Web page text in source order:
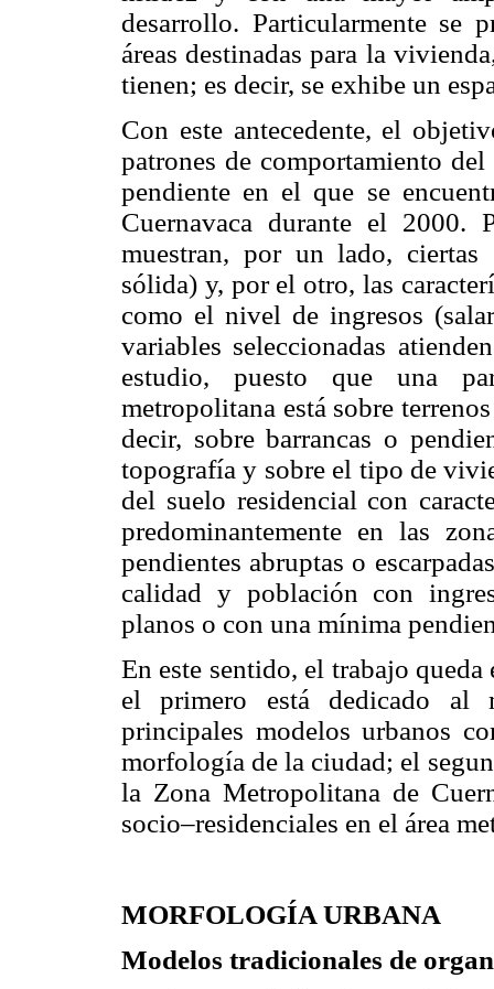
desarrollo. Particularmente se
áreas destinadas para la
tienen; es decir, se exhibe un
Con este antecedente, el
patrones de comportamiento
pendiente en el que se
Cuernavaca durante el 2000.
muestran, por un lado, ciertas
sólida) y, por el otro, las
como el nivel de ingresos
variables seleccionadas
estudio, puesto que una
metropolitana está sobre
decir, sobre barrancas o
topografía y sobre el tipo de
del suelo residencial con
predominantemente en las
pendientes abruptas o
calidad y población con
planos o con una mínima
En este sentido, el trabajo
el primero está dedicado al
principales modelos urbanos
morfología de la ciudad; el
la Zona Metropolitana de
socio–residenciales en el área
MORFOLOGÍA URBANA
Modelos tradicionales de